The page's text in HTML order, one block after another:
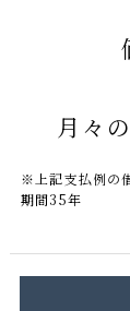
月々
※上記支払例の
期間35年